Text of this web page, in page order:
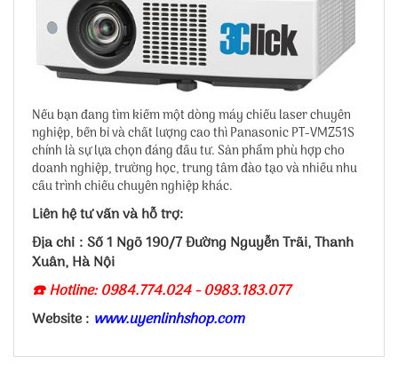
Nếu bạn đang tìm kiếm một dòng máy chiếu laser chuyên
nghiệp, bền bỉ và chất lượng cao thì Panasonic PT-VMZ51S
chính là sự lựa chọn đáng đầu tư. Sản phẩm phù hợp cho
doanh nghiệp, trường học, trung tâm đào tạo và nhiều nhu
cầu trình chiếu chuyên nghiệp khác.
Liên hệ tư vấn và hỗ trợ:
Địa chỉ : Số 1 Ngõ 190/7 Đường Nguyễn Trãi, Thanh
Xuân, Hà Nội
☎️ Hotline: 0984.774.024 - 0983.183.077
Website : www.uyenlinhshop.com